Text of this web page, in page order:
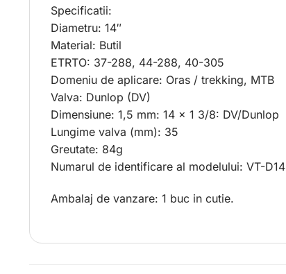
Specificatii:
Diametru: 14″
Material: Butil
ETRTO: 37-288, 44-288, 40-305
Domeniu de aplicare: Oras / trekking, MTB
Valva: Dunlop (DV)
Dimensiune: 1,5 mm: 14 x 1 3/8: DV/Dunlop
Lungime valva (mm): 35
Greutate: 84g
Numarul de identificare al modelului: VT-D14
Ambalaj de vanzare: 1 buc in cutie.